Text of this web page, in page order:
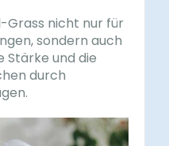
Grass nicht nur für
sondern auch
Stärke und die
durch